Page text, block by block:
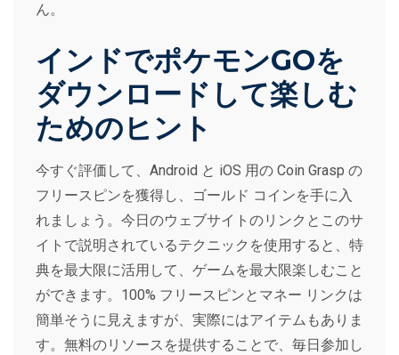
ん。
インドでポケモンGOを
ダウンロードして楽しむ
ためのヒント
今すぐ評価して、Android と iOS 用の Coin Grasp の
フリースピンを獲得し、ゴールド コインを手に入
れましょう。今日のウェブサイトのリンクとこのサ
イトで説明されているテクニックを使用すると、特
典を最大限に活用して、ゲームを最大限楽しむこと
ができます。100% フリースピンとマネー リンクは
簡単そうに見えますが、実際にはアイテムもありま
す。無料のリソースを提供することで、毎日参加し